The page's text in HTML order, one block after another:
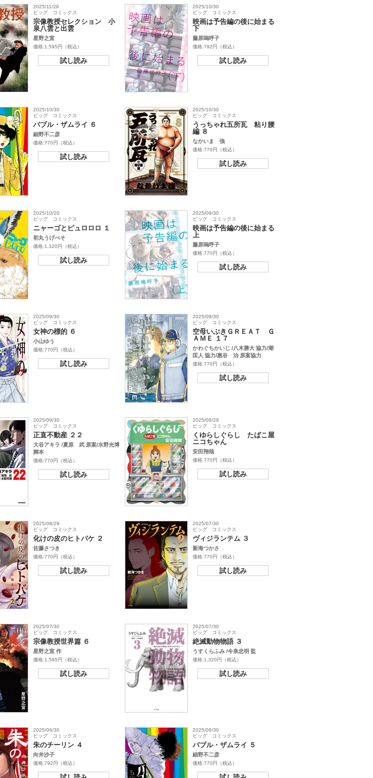
2025/11/28
ビッグ コミックス
宗像教授セレクション 小
泉八雲と出雲
星野之宣
価格:1,595円（税込）
試し読み
2025/10/30
ビッグ コミックス
映画は予告編の後に始まる
下
藤原嗚呼子
価格:792円（税込）
試し読み
2025/10/30
ビッグ コミックス
バブル・ザムライ ６
細野不二彦
価格:770円（税込）
試し読み
2025/10/30
ビッグ コミックス
うっちゃれ五所瓦 粘り腰
編 ８
なかいま 強
価格:770円（税込）
試し読み
2025/10/20
ビッグ コミックス
ニャーゴとピュロロロ １
初丸うげべそ
価格:1,320円（税込）
試し読み
2025/09/30
ビッグ コミックス
映画は予告編の後に始まる
上
藤原嗚呼子
価格:770円（税込）
試し読み
2025/09/30
ビッグ コミックス
女神の標的 ６
小山ゆう
価格:770円（税込）
試し読み
2025/09/30
ビッグ コミックス
空母いぶきＧＲＥＡＴ Ｇ
ＡＭＥ １７
かわぐちかいじ /八木勝大 協力/潮
匡人 協力/惠谷 治 原案協力
価格:770円（税込）
試し読み
2025/09/30
ビッグ コミックス
正直不動産 ２２
大谷アキラ /夏原 武 原案/水野光博
脚本
価格:770円（税込）
試し読み
2025/08/29
ビッグ コミックス
くゆらしぐらし たばこ屋
ニコちゃん
安田翔哉
価格:770円（税込）
試し読み
2025/08/29
ビッグ コミックス
化けの皮のヒトバケ ２
佐藤さつき
価格:770円（税込）
試し読み
2025/07/30
ビッグ コミックス
ヴィジランテム ３
新海つかさ
価格:770円（税込）
試し読み
2025/07/30
ビッグ コミックス
宗像教授世界篇 ６
星野之宣 作
価格:1,595円（税込）
試し読み
2025/07/30
ビッグ コミックス
絶滅動物物語 ３
うすくらふみ /今泉忠明 監
価格:1,320円（税込）
試し読み
2025/06/30
ビッグ コミックス
朱のチーリン ４
向井沙子
価格:792円（税込）
2025/06/30
ビッグ コミックス
バブル・ザムライ ５
細野不二彦
価格:770円（税込）